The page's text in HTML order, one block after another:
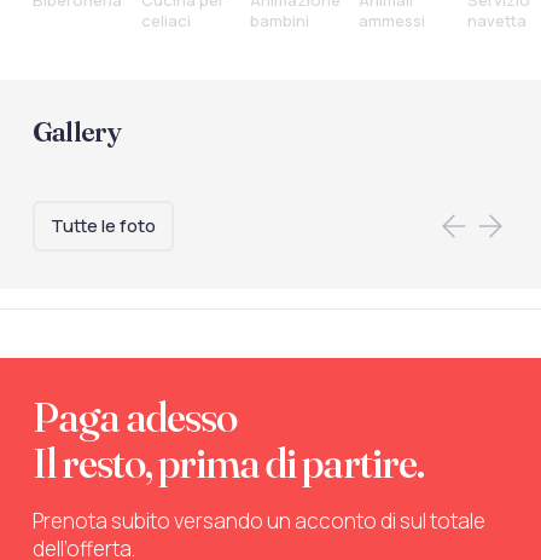
celiaci
bambini
ammessi
navetta
Gallery
Tutte le foto
Paga adesso
Il resto, prima di partire.
Prenota subito versando un acconto di sul totale
dell’offerta.